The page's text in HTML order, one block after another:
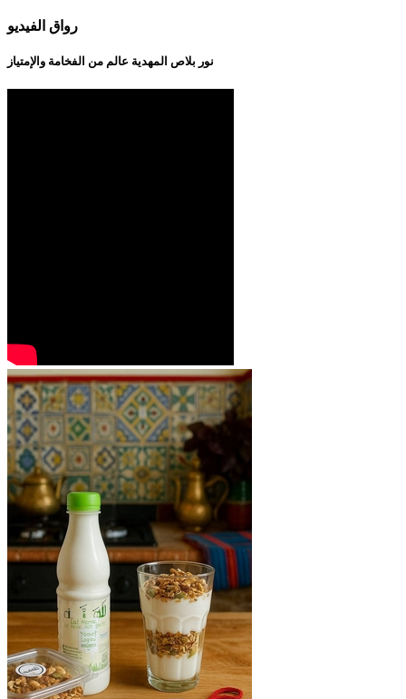
رواق الفيديو
نور بلاص المهدية عالم من الفخامة والإمتياز